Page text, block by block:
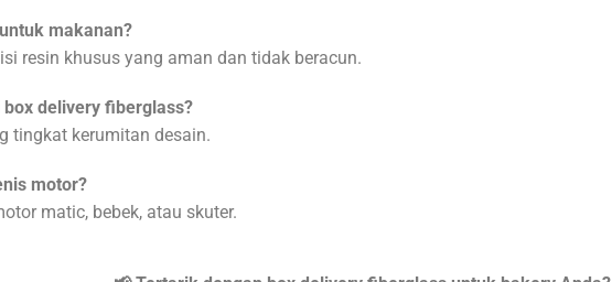
makanan?
resin khusus yang aman dan tidak beracun.
delivery fiberglass?
tingkat kerumitan desain.
motor?
matic, bebek, atau skuter.